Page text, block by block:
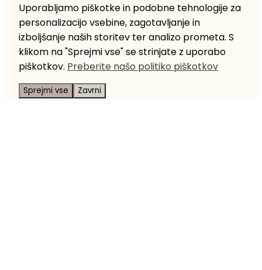
Uporabljamo piškotke in podobne tehnologije za
personalizacijo vsebine, zagotavljanje in
izboljšanje naših storitev ter analizo prometa. S
klikom na "Sprejmi vse" se strinjate z uporabo
piškotkov. Preberite našo politiko piškotkov
Sprejmi vse Zavrni